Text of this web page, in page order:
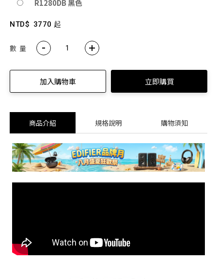
R1280DB 黑色
NTD$ 3770 起
數 量
加入購物車 立即購買
商品介紹 規格說明 購物須知